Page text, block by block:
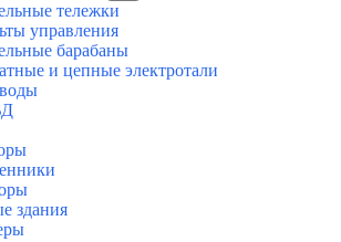
тележки
управления
барабаны
и цепные электротали
здания